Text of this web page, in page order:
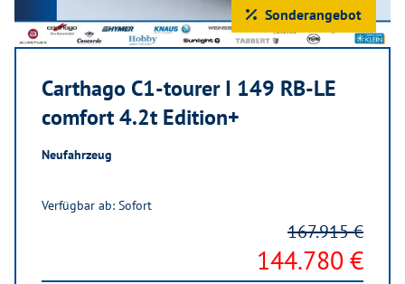
Sonderangebot
Carthago C1-tourer I 149 RB-LE
comfort 4.2t Edition+
Neufahrzeug
Verfügbar ab: Sofort
144.780 €
167.915 €